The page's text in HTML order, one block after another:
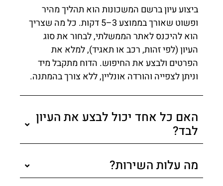
ביצוע עיון ברשם המשכונות הוא תהליך מהיר
ופשוט שאורך בממוצע 3–5 דקות. כל מה שצריך
הוא להיכנס לאתר הממשלתי, לבחור את סוג
העיון (לפי זהות, רכב או תאגיד), למלא את
הפרטים ולבצע את החיפוש. הדוח מתקבל מיד
וניתן לצפייה והורדה אונליין, ללא צורך בהמתנה.
האם כל אחד יכול לבצע את העיון
לבד?
מה עלות השירות?